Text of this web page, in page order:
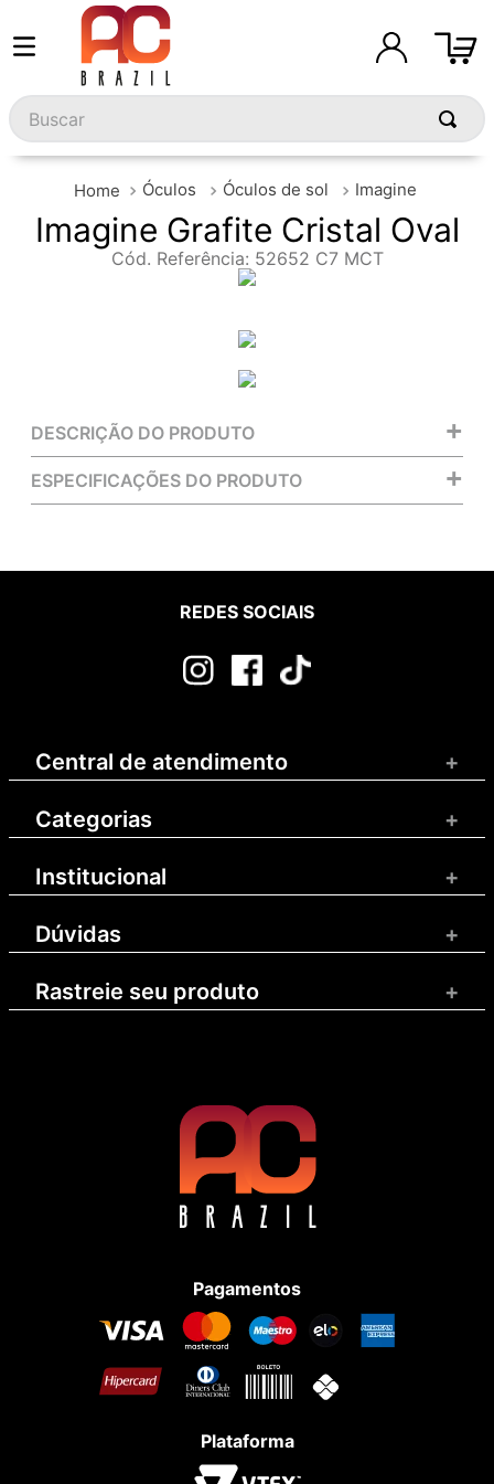
Buscar
Óculos Óculos de sol Imagine
Imagine Grafite Cristal Oval
Cód. Referência: 52652 C7 MCT
DESCRIÇÃO DO PRODUTO +
ESPECIFICAÇÕES DO PRODUTO +
REDES SOCIAIS
Central de atendimento +
Categorias +
Institucional +
Dúvidas +
Rastreie seu produto +
Pagamentos
Plataforma